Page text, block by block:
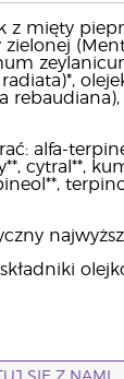
z mięty
zielonej
rebaudiana),
alfa-
cytral**,